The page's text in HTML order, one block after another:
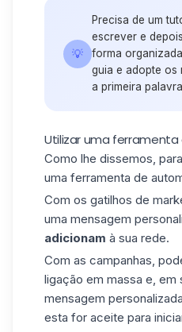
💡
Precisa de um
escrever e
forma
guia e adopte os
a primeira
Utilizar uma
Como lhe dissemos,
uma ferramenta de
Com os gatilhos de
uma mensagem
adicionam à sua rede.
Com as campanhas,
ligação em massa e, em
mensagem
esta for aceite para